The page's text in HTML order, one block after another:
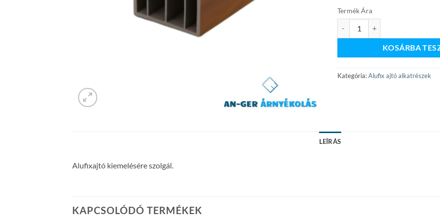
Termék Ára
KOSÁRBA
Kategória:Alufix ajtó alkatrészek
LEÍRÁS
Alufixajtó kiemelésére szolgál.
KAPCSOLÓDÓ TERMÉKEK